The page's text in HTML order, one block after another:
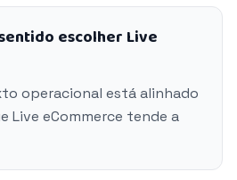
escolher Live
operacional está alinhado
Live eCommerce tende a